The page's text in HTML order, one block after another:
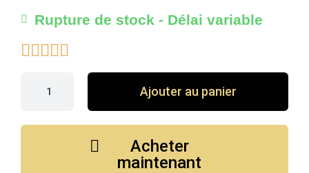
Rupture de stock - Délai variable

Ajouter au panier
Acheter
maintenant